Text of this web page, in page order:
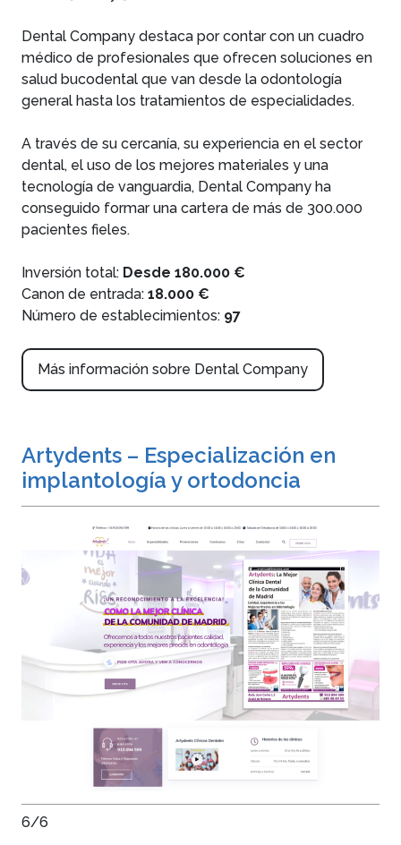
Dental Company destaca por contar con un cuadro
médico de profesionales que ofrecen soluciones en
salud bucodental que van desde la odontología
general hasta los tratamientos de especialidades.
A través de su cercanía, su experiencia en el sector
dental, el uso de los mejores materiales y una
tecnología de vanguardia, Dental Company ha
conseguido formar una cartera de más de 300.000
pacientes fieles.
Inversión total: Desde 180.000 €
Canon de entrada: 18.000 €
Número de establecimientos: 97
Más información sobre Dental Company
Artydents – Especialización en
implantología y ortodoncia
6/6